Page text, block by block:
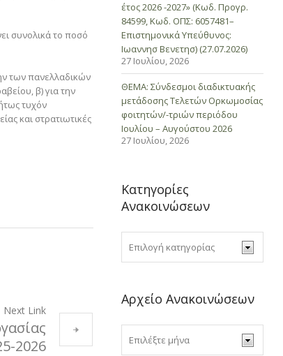
συνολικά το ποσό
των πανελλαδικών
β) για την
τυχόν
και στρατιωτικές
Next Link
2026
έτος 2026 -2027» (Κωδ. Προγρ.
84599, Κωδ. ΟΠΣ: 6057481–
Επιστημονικά Υπεύθυνος:
Ιωαννησ Βενετησ) (27.07.2026)
27 Ιουλίου, 2026
ΘΕΜΑ: Σύνδεσμοι διαδικτυακής
μετάδοσης Τελετών Ορκωμοσίας
φοιτητών/-τριών περιόδου
Ιουλίου – Αυγούστου 2026
27 Ιουλίου, 2026
Κατηγορίες
Ανακοινώσεων
Αρχείο Ανακοινώσεων